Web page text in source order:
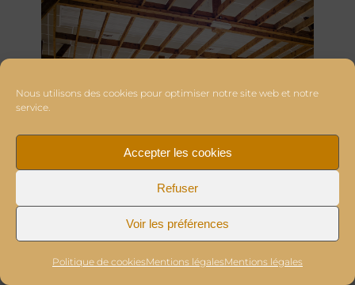
Nous utilisons des cookies pour optimiser notre site web et notre
service.
Accepter les cookies
Refuser
Voir les préférences
Politique de cookiesMentions légalesMentions légales